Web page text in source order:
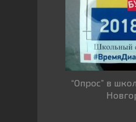
“Опрос” в